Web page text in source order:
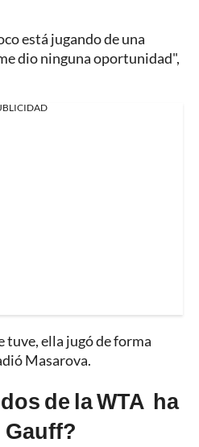
está jugando de una
dio ninguna oportunidad",
tuve, ella jugó de forma
Masarova.
de la WTA ha